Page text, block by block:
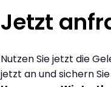
Jetzt
Nutzen Sie jetzt die
jetzt an und sichern